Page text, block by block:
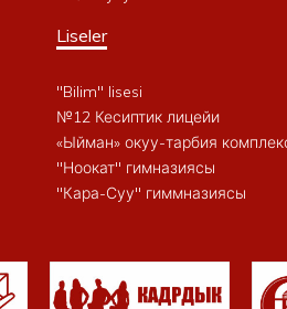
Liseler
"Bilim" lisesi
№12 Кесиптик лицейи
«Ыйман» окуу-тарбия
"Ноокат" гимназиясы
"Кара-Суу" гиммназиясы